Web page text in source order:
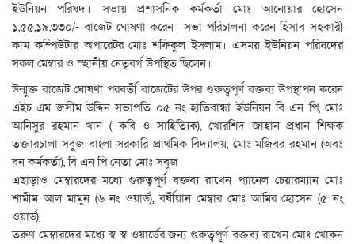
ইউনিয়ন পরিষদ। সভায় প্রশাসনিক কর্মকর্তা মোঃ আনোয়ার হোসেন
১,৫৫,১৯,৩৩০/- বাজেট ঘোষণা করেন। সভা পরিচালনা করেন হিসাব সহকারী
কাম কম্পিউটার অপারেটর মোঃ শফিকুল ইসলাম। এসময় ইউনিয়ন পরিষদের
সকল মেম্বার ও স্হানীয় নেতৃবর্গ উপস্থিত ছিলেন।
উন্মুক্ত বাজেট ঘোষণা পরবর্তী বাজেটের উপর গুরুত্বপূর্ণ বক্তব্য উপস্থাপন করেন
এইচ এম জসীম উদ্দিন সভাপতি ০৫ নং হাতিবান্ধা ইউনিয়ন বি এন পি, মোঃ
আনিসুর রহমান খান ( কবি ও সাহিত্যিক), খোরশিদ জাহান প্রধান শিক্ষক
তক্তারচালা সবুজ বাংলা সরকারি প্রাথমিক বিদ্যালয়, মোঃ মজিবর রহমান (অবঃ
বন কর্মকর্তা), বি এন পি নেতা মোঃ সবুজ
এছাড়াও মেম্বারদের মধ্যে গুরুত্বপূর্ণ বক্তব্য রাখেন প্যানেল চেয়ারম্যান মোঃ
শামীম আল মামুন (৬ নং ওয়ার্ড), বর্ষীয়ান মেম্বার মোঃ আমির হোসেন (৫ নং
ওয়ার্ড),
তরুণ মেম্বারদের মধ্যে স্ব স্ব ওয়ার্ডের জন্য গুরুত্বপূর্ণ বক্তব্য রাখেন মোঃ খোকন